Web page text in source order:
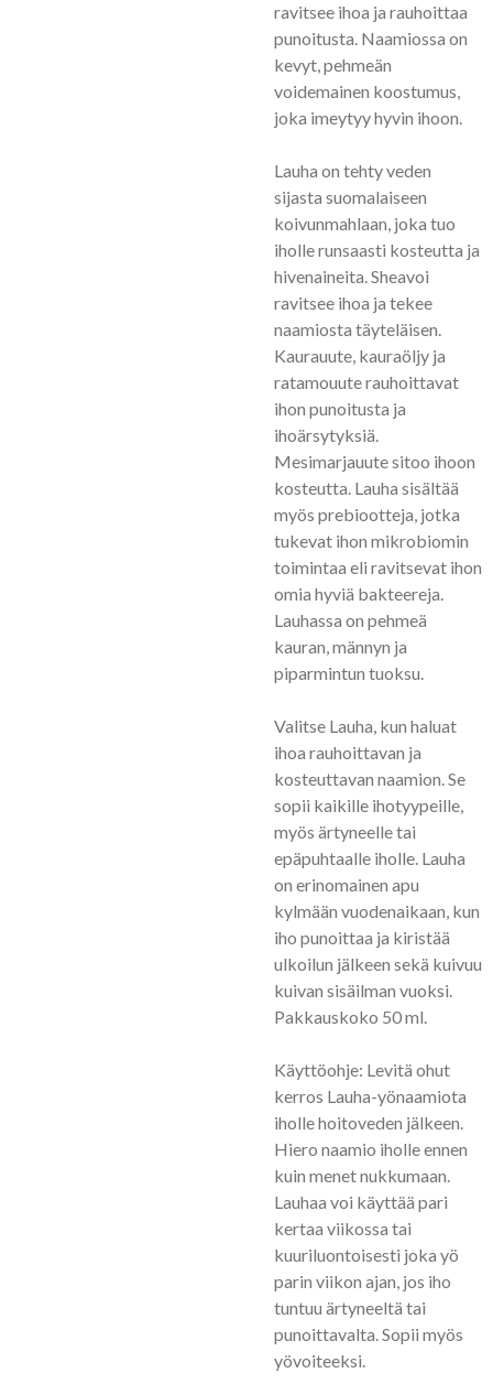
ravitsee ihoa ja rauhoittaa
punoitusta. Naamiossa on
kevyt, pehmeän
voidemainen koostumus,
joka imeytyy hyvin ihoon.
Lauha on tehty veden
sijasta suomalaiseen
koivunmahlaan, joka tuo
iholle runsaasti kosteutta ja
hivenaineita. Sheavoi
ravitsee ihoa ja tekee
naamiosta täyteläisen.
Kaurauute, kauraöljy ja
ratamouute rauhoittavat
ihon punoitusta ja
ihoärsytyksiä.
Mesimarjauute sitoo ihoon
kosteutta. Lauha sisältää
myös prebiootteja, jotka
tukevat ihon mikrobiomin
toimintaa eli ravitsevat ihon
omia hyviä bakteereja.
Lauhassa on pehmeä
kauran, männyn ja
piparmintun tuoksu.
Valitse Lauha, kun haluat
ihoa rauhoittavan ja
kosteuttavan naamion. Se
sopii kaikille ihotyypeille,
myös ärtyneelle tai
epäpuhtaalle iholle. Lauha
on erinomainen apu
kylmään vuodenaikaan, kun
iho punoittaa ja kiristää
ulkoilun jälkeen sekä kuivuu
kuivan sisäilman vuoksi.
Pakkauskoko 50 ml.
Käyttöohje: Levitä ohut
kerros Lauha-yönaamiota
iholle hoitoveden jälkeen.
Hiero naamio iholle ennen
kuin menet nukkumaan.
Lauhaa voi käyttää pari
kertaa viikossa tai
kuuriluontoisesti joka yö
parin viikon ajan, jos iho
tuntuu ärtyneeltä tai
punoittavalta. Sopii myös
yövoiteeksi.